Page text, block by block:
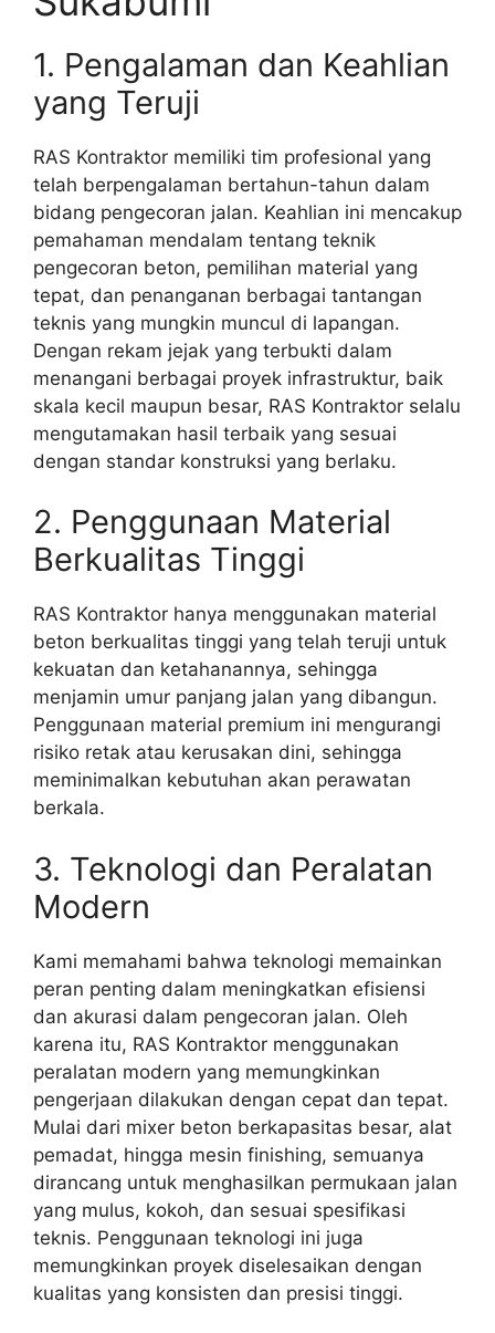
1. Pengalaman dan Keahlian
yang Teruji
RAS Kontraktor memiliki tim profesional yang
telah berpengalaman bertahun-tahun dalam
bidang pengecoran jalan. Keahlian ini mencakup
pemahaman mendalam tentang teknik
pengecoran beton, pemilihan material yang
tepat, dan penanganan berbagai tantangan
teknis yang mungkin muncul di lapangan.
Dengan rekam jejak yang terbukti dalam
menangani berbagai proyek infrastruktur, baik
skala kecil maupun besar, RAS Kontraktor selalu
mengutamakan hasil terbaik yang sesuai
dengan standar konstruksi yang berlaku.
2. Penggunaan Material
Berkualitas Tinggi
RAS Kontraktor hanya menggunakan material
beton berkualitas tinggi yang telah teruji untuk
kekuatan dan ketahanannya, sehingga
menjamin umur panjang jalan yang dibangun.
Penggunaan material premium ini mengurangi
risiko retak atau kerusakan dini, sehingga
meminimalkan kebutuhan akan perawatan
berkala.
3. Teknologi dan Peralatan
Modern
Kami memahami bahwa teknologi memainkan
peran penting dalam meningkatkan efisiensi
dan akurasi dalam pengecoran jalan. Oleh
karena itu, RAS Kontraktor menggunakan
peralatan modern yang memungkinkan
pengerjaan dilakukan dengan cepat dan tepat.
Mulai dari mixer beton berkapasitas besar, alat
pemadat, hingga mesin finishing, semuanya
dirancang untuk menghasilkan permukaan jalan
yang mulus, kokoh, dan sesuai spesifikasi
teknis. Penggunaan teknologi ini juga
memungkinkan proyek diselesaikan dengan
kualitas yang konsisten dan presisi tinggi.